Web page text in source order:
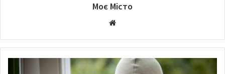
простоєм, погасити до 80% кредиту, кредитні канікули
та можливість застосування механізму визнання
обставиною.
Моє Місто
s
i